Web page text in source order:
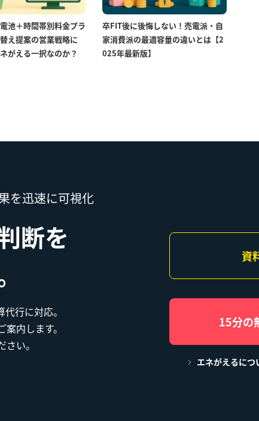
池＋時間帯別料金プラ
え提案の営業戦略に
がえる一択なのか？
卒FIT後に後悔しない！売電派・自
家消費派の最適容量の違いとは【2
025年最新版】
を迅速に可視化
断を
行に対応。
内します。
い。
資
15分の
エネがえるにつ